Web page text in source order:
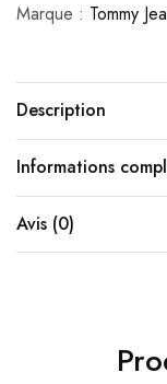
Marque : Tommy
Description
Informations
Avis (0)